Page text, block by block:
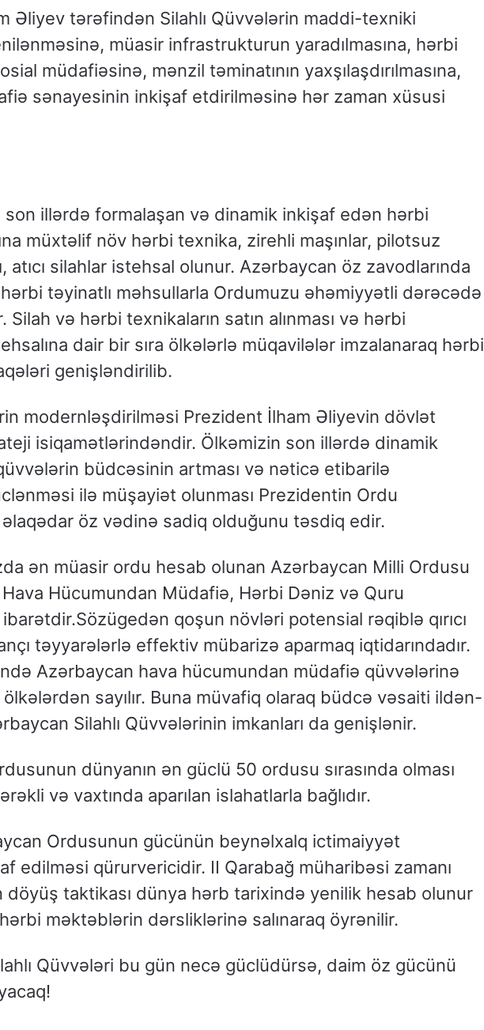
Əliyev tərəfindən Silahlı Qüvvələrin maddi-texniki
müasir infrastrukturun yaradılmasına, hərbi
müdafiəsinə, mənzil təminatının yaxşılaşdırılmasına,
sənayesinin inkişaf etdirilməsinə hər zaman xüsusi
illərdə formalaşan və dinamik inkişaf edən hərbi
müxtəlif növ hərbi texnika, zirehli maşınlar, pilotsuz
atıcı silahlar istehsal olunur. Azərbaycan öz zavodlarında
təyinatlı məhsullarla Ordumuzu əhəmiyyətli dərəcədə
və hərbi texnikaların satın alınması və hərbi
dair bir sıra ölkələrlə müqavilələr imzalanaraq hərbi
genişləndirilib.
modernləşdirilməsi Prezident İlham Əliyevin dövlət
isiqamətlərindəndir. Ölkəmizin son illərdə dinamik
büdcəsinin artması və nəticə etibarilə
ilə müşayiət olunması Prezidentin Ordu
öz vədinə sadiq olduğunu təsdiq edir.
ən müasir ordu hesab olunan Azərbaycan Milli Ordusu
Hücumundan Müdafiə, Hərbi Dəniz və Quru
qoşun növləri potensial rəqiblə qırıcı
təyyarələrlə effektiv mübarizə aparmaq iqtidarındadır.
Azərbaycan hava hücumundan müdafiə qüvvələrinə
sayılır. Buna müvafiq olaraq büdcə vəsaiti ildən-
Silahlı Qüvvələrinin imkanları da genişlənir.
dünyanın ən güclü 50 ordusu sırasında olması
və vaxtında aparılan islahatlarla bağlıdır.
Ordusunun gücünün beynəlxalq ictimaiyyət
edilməsi qürurvericidir. II Qarabağ müharibəsi zamanı
döyüş taktikası dünya hərb tarixində yenilik hesab olunur
məktəblərin dərsliklərinə salınaraq öyrənilir.
Qüvvələri bu gün necə güclüdürsə, daim öz gücünü